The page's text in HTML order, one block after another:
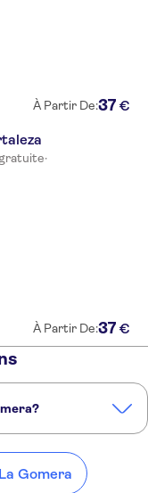
À Partir De:37 €
·
À Partir De:37 €
Lanzarote
Gomera